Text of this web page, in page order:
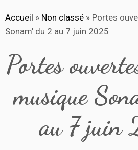
au
contenu
Accueil » Non classé » Portes
Sonam’ du 2 au 7 juin 2025
Portes
musique
au 7 juin